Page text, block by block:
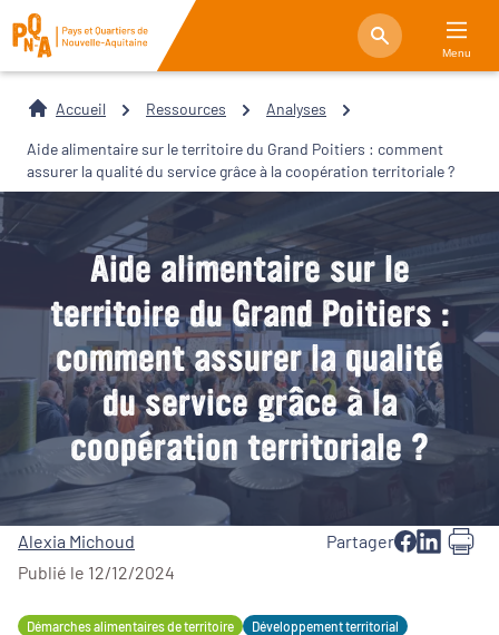
Menu
Accueil Ressources Analyses
Aide alimentaire sur le territoire du Grand Poitiers : comment
assurer la qualité du service grâce à la coopération territoriale ?
Aide alimentaire sur le
territoire du Grand Poitiers :
comment assurer la qualité
du service grâce à la
coopération territoriale ?
Alexia Michoud
Publié le 12/12/2024
Partager
Démarches alimentaires de territoire
Développement territorial